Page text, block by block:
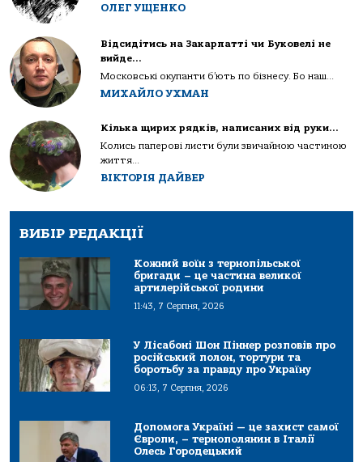
ОЛЕГ УЩЕНКО
Відсидітись на Закарпатті чи Буковелі не
вийде…
Московські окупанти б’ють по бізнесу. Бо наш...
МИХАЙЛО УХМАН
Кілька щирих рядків, написаних від руки…
Колись паперові листи були звичайною частиною
життя...
ВІКТОРІЯ ДАЙВЕР
ВИБІР РЕДАКЦІЇ
Кожний воїн з тернопільської
бригади – це частина великої
артилерійської родини
11:43, 7 Серпня, 2026
У Лісабоні Шон Піннер розповів про
російський полон, тортури та
боротьбу за правду про Україну
06:13, 7 Серпня, 2026
Допомога Україні — це захист самої
Європи, – тернополянин в Італії
Олесь Городецький